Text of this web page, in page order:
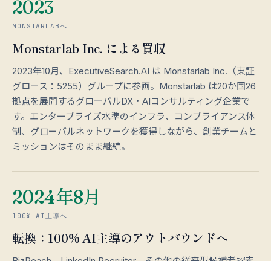
2023
MONSTARLABへ
Monstarlab Inc. による買収
2023年10月、ExecutiveSearch.AI は Monstarlab Inc.（東証
グロース：5255）グループに参画。Monstarlab は20か国26
拠点を展開するグローバルDX・AIコンサルティング企業で
す。エンタープライズ水準のインフラ、コンプライアンス体
制、グローバルネットワークを獲得しながら、創業チームと
ミッションはそのまま継続。
2024年8月
100% AI主導へ
転換：100% AI主導のアウトバウンドへ